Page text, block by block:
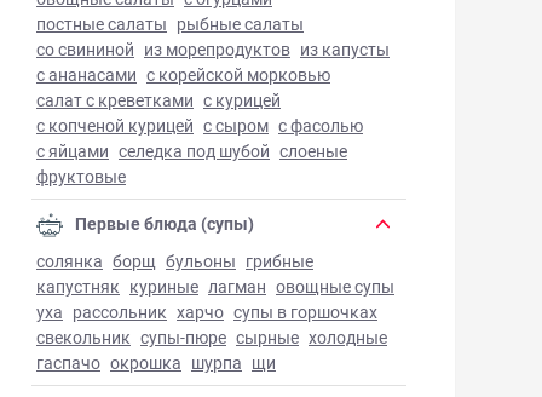
постные салаты рыбные салаты
со свининой из морепродуктов из капусты
с ананасами с корейской морковью
салат с креветками с курицей
с копченой курицей с сыром с фасолью
с яйцами селедка под шубой слоеные
фруктовые
Первые блюда (супы)
солянка борщ бульоны грибные
капустняк куриные лагман овощные супы
уха рассольник харчо супы в горшочках
свекольник супы-пюре сырные холодные
гаспачо окрошка шурпа щи